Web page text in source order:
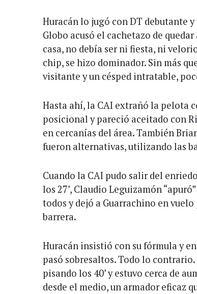
Huracán lo jugó con DT debutante
Globo acusó el cachetazo de
casa, no debía ser ni fiesta, ni
chip, se hizo dominador. Sin más
visitante y un césped intratable,
Hasta ahí, la CAI extrañó la pelota
posicional y pareció aceitado con
en cercanías del área. También
fueron alternativas, utilizando las
Cuando la CAI pudo salir del
los 27’, Claudio Leguizamón
todos y dejó a Guarrachino en
barrera.
Huracán insistió con su fórmula y
pasó sobresaltos. Todo lo
pisando los 40’ y estuvo cerca de
desde el medio, un armador eficaz